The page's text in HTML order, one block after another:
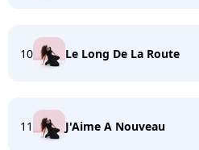
10 Le Long De La Route
11 J'Aime A Nouveau